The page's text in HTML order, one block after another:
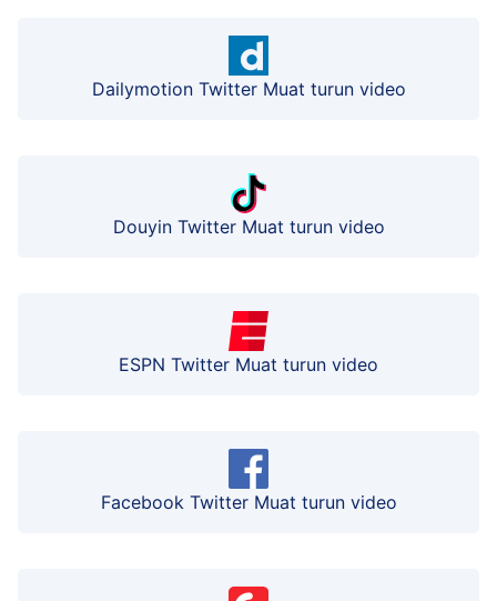
Dailymotion Twitter Muat turun video
Douyin Twitter Muat turun video
ESPN Twitter Muat turun video
Facebook Twitter Muat turun video